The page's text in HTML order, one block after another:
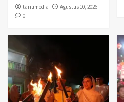
tariumedia
Agustus 10, 2026
0